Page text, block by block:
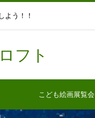
よう！！
フト
こども絵画展覧会